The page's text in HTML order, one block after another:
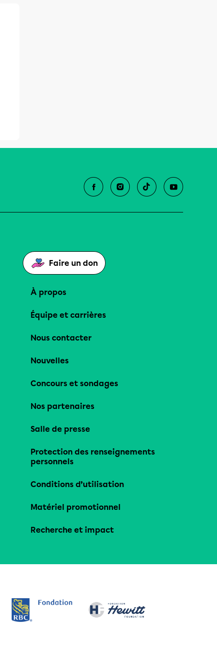
Faire un don
À propos
Équipe et carrières
Nous contacter
Nouvelles
Concours et sondages
Nos partenaires
Salle de presse
Protection des renseignements
personnels
Conditions d’utilisation
Matériel promotionnel
Recherche et impact